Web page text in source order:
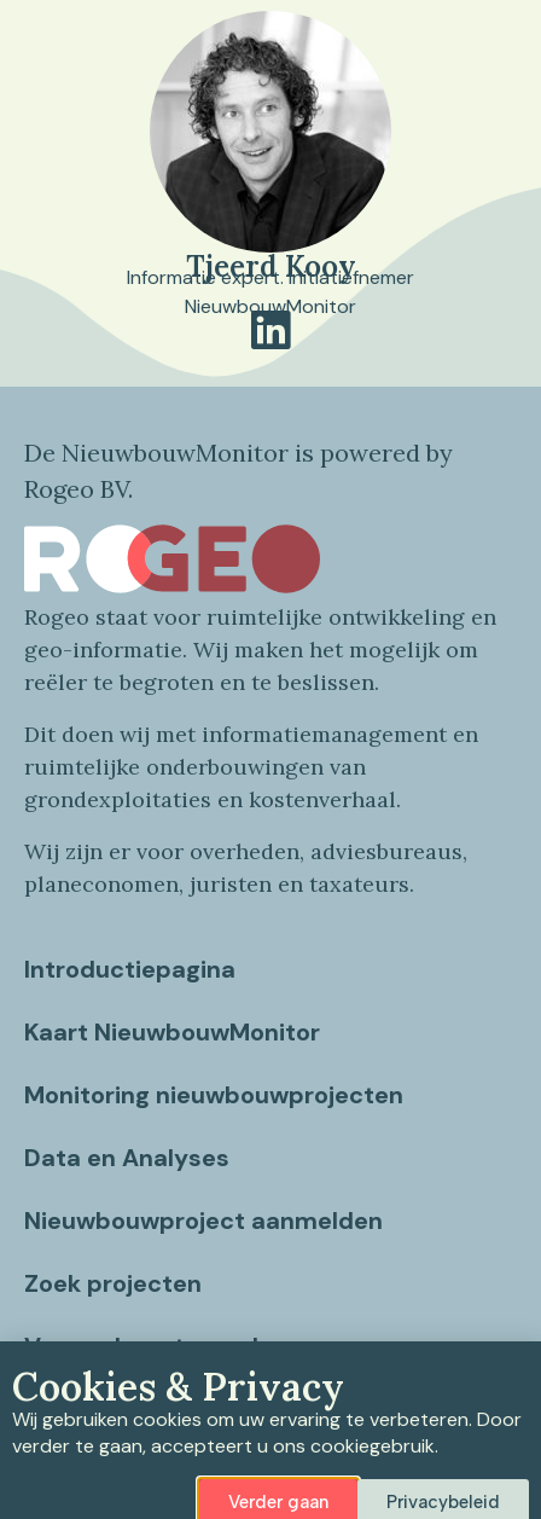
Tjeerd Kooy
Informatie expert. Initiatiefnemer
NieuwbouwMonitor
De NieuwbouwMonitor is powered by
Rogeo BV.
Rogeo staat voor ruimtelijke ontwikkeling en
geo-informatie. Wij maken het mogelijk om
reëler te begroten en te beslissen.
Dit doen wij met informatiemanagement en
ruimtelijke onderbouwingen van
grondexploitaties en kostenverhaal.
Wij zijn er voor overheden, adviesbureaus,
planeconomen, juristen en taxateurs.
Introductiepagina
Kaart NieuwbouwMonitor
Monitoring nieuwbouwprojecten
Data en Analyses
Nieuwbouwproject aanmelden
Zoek projecten
Vragen beantwoord
Contact
Cookies & Privacy
Wij gebruiken cookies om uw ervaring te verbeteren. Door
verder te gaan, accepteert u ons cookiegebruik.
Verder gaan Privacybeleid